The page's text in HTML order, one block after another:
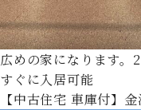
広めの家になります。
すぐに入居可能
【中古住宅 車庫付】